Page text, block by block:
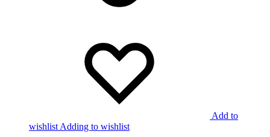
Add to
wishlist Adding to wishlist